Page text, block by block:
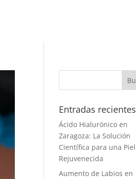
Entradas recientes
Ácido Hialurónico en
Zaragoza: La Solución
Científica para una Piel
Rejuvenecida
Aumento de Labios en